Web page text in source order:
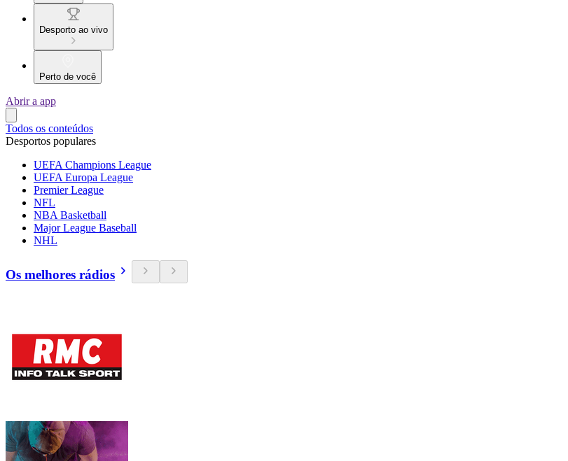
Desporto ao vivo
Perto de você
Abrir a app
Todos os conteúdos
Desportos populares
UEFA Champions League
UEFA Europa League
Premier League
NFL
NBA Basketball
Major League Baseball
NHL
Os melhores rádios